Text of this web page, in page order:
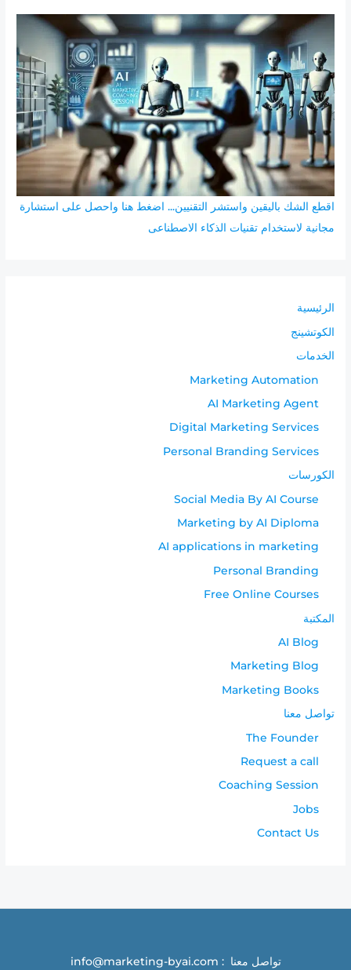
ث
ن
:
اقطع الشك باليقين واستشر التقنيين... اضغط هنا واحصل على استشارة
مجانية لاستخدام تقنيات الذكاء الاصطناعى
الرئيسية
الكوتشينج
الخدمات
Marketing Automation
AI Marketing Agent
Digital Marketing Services
Personal Branding Services
الكورسات
Social Media By AI Course
Marketing by AI Diploma
AI applications in marketing
Personal Branding
Free Online Courses
المكتبة
AI Blog
Marketing Blog
Marketing Books
تواصل معنا
The Founder
Request a call
Coaching Session
Jobs
Contact Us
تواصل معنا : info@marketing-byai.com